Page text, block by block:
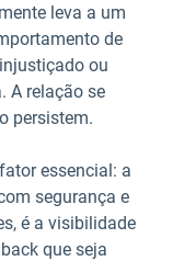
leva a um
de
ou
A relação se
persistem.
essencial: a
segurança e
é a visibilidade
que seja